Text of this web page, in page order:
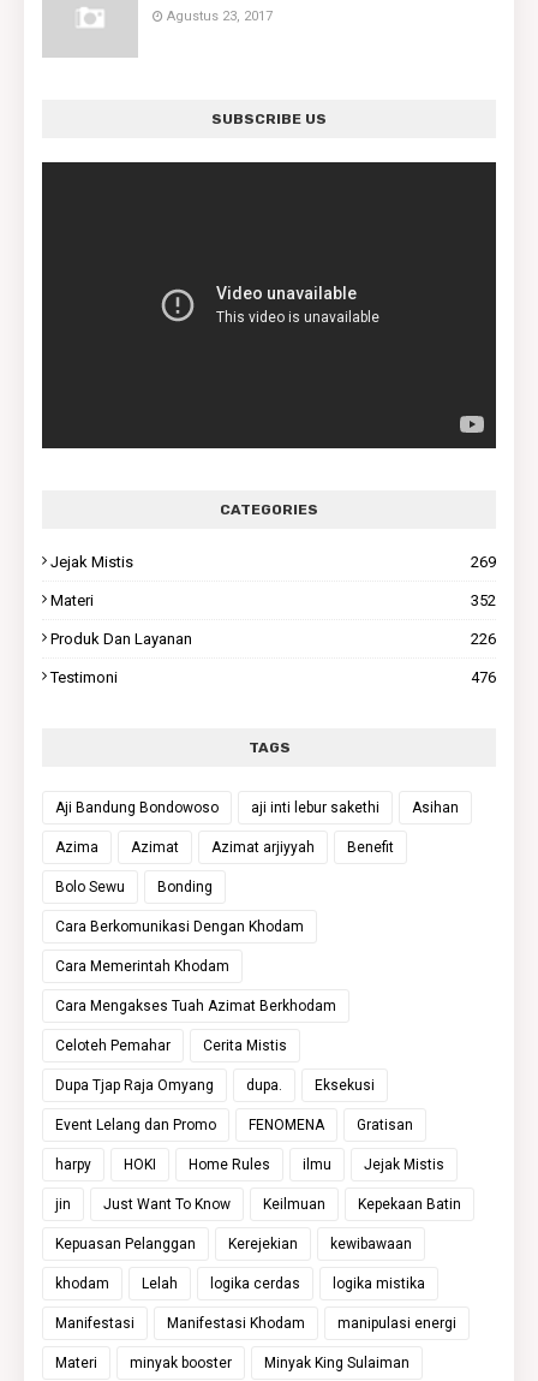
Agustus 23, 2017
SUBSCRIBE US
CATEGORIES
Jejak Mistis 269
Materi 352
Produk Dan Layanan 226
Testimoni 476
TAGS
Aji Bandung Bondowoso aji inti lebur sakethi Asihan
Azima Azimat Azimat arjiyyah Benefit
Bolo Sewu Bonding
Cara Berkomunikasi Dengan Khodam
Cara Memerintah Khodam
Cara Mengakses Tuah Azimat Berkhodam
Celoteh Pemahar Cerita Mistis
Dupa Tjap Raja Omyang dupa. Eksekusi
Event Lelang dan Promo FENOMENA Gratisan
harpy HOKI Home Rules ilmu Jejak Mistis
jin Just Want To Know Keilmuan Kepekaan Batin
Kepuasan Pelanggan Kerejekian kewibawaan
khodam Lelah logika cerdas logika mistika
Manifestasi Manifestasi Khodam manipulasi energi
Materi minyak booster Minyak King Sulaiman